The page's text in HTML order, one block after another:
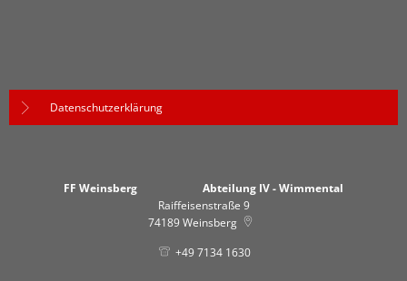
Datenschutzerklärung
FF Weinsberg Abteilung IV - Wimmental
Raiffeisenstraße 9
74189Weinsberg
+49 7134 1630